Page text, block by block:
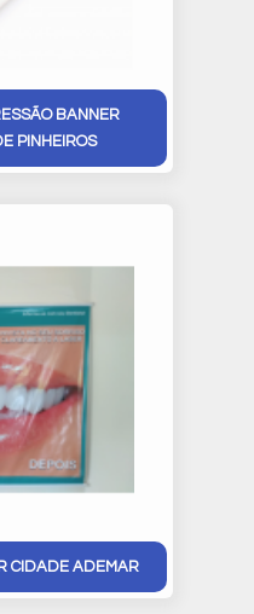
BANNER
PINHEIROS
CIDADE ADEMAR